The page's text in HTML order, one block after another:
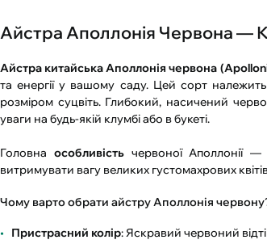
Айстра Аполлонія Червона —
Айстра китайська Аполлонія червона
та енергії у вашому саду. Цей сорт
розміром суцвіть. Глибокий, насичений
уваги на будь-якій клумбі або в букеті.
Головна особливістьчервоної Аполлонії —
витримувати вагу великих густомахрових
Чому варто обрати айстру Аполлонія
Пристрасний колір: Яскравий червоний